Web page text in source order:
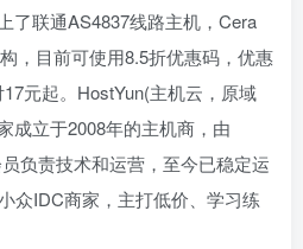
了联通AS4837线路主机，Cera
，目前可使用8.5折优惠码，优惠
元起。HostYun(主机云，原域
成立于2008年的主机商，由
负责技术和运营，至今已稳定运
众IDC商家，主打低价、学习练